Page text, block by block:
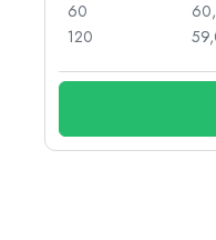
60
120